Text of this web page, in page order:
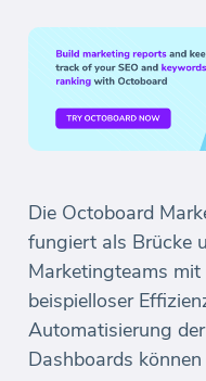
Die Octoboard
fungiert als Brücke
Marketingteams
beispielloser
Automatisierung
Dashboards